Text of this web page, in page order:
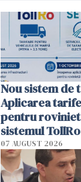
Nou sistem de
Aplicarea
pentru
sistemul
începe la 1
07 AUGUST 2026